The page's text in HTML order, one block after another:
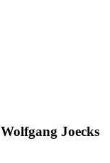
Wolfgang Joecks